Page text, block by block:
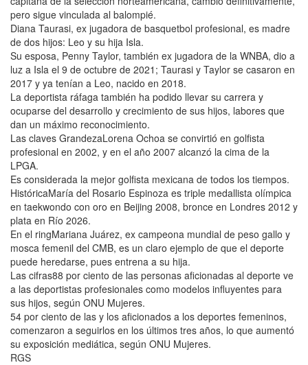
pero sigue vinculada al balompié.
Diana Taurasi, ex jugadora de basquetbol profesional, es madre
de dos hijos: Leo y su hija Isla.
Su esposa, Penny Taylor, también ex jugadora de la WNBA, dio a
luz a Isla el 9 de octubre de 2021; Taurasi y Taylor se casaron en
2017 y ya tenían a Leo, nacido en 2018.
La deportista ráfaga también ha podido llevar su carrera y
ocuparse del desarrollo y crecimiento de sus hijos, labores que
dan un máximo reconocimiento.
Las claves GrandezaLorena Ochoa se convirtió en golfista
profesional en 2002, y en el año 2007 alcanzó la cima de la
LPGA.
Es considerada la mejor golfista mexicana de todos los tiempos.
HistóricaMaría del Rosario Espinoza es triple medallista olímpica
en taekwondo con oro en Beijing 2008, bronce en Londres 2012 y
plata en Río 2026.
En el ringMariana Juárez, ex campeona mundial de peso gallo y
mosca femenil del CMB, es un claro ejemplo de que el deporte
puede heredarse, pues entrena a su hija.
Las cifras88 por ciento de las personas aficionadas al deporte ve
a las deportistas profesionales como modelos influyentes para
sus hijos, según ONU Mujeres.
54 por ciento de las y los aficionados a los deportes femeninos,
comenzaron a seguirlos en los últimos tres años, lo que aumentó
su exposición mediática, según ONU Mujeres.
RGS